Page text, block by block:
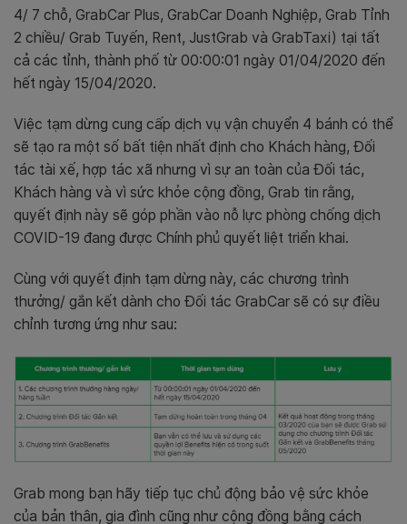
4/ 7 chỗ, GrabCar Plus, GrabCar Doanh Nghiệp, Grab Tỉnh
2 chiều/ Grab Tuyến, Rent, JustGrab và GrabTaxi) tại tất
cả các tỉnh, thành phố từ 00:00:01 ngày 01/04/2020 đến
hết ngày 15/04/2020.
Việc tạm dừng cung cấp dịch vụ vận chuyển 4 bánh có thể
sẽ tạo ra một số bất tiện nhất định cho Khách hàng, Đối
tác tài xế, hợp tác xã nhưng vì sự an toàn của Đối tác,
Khách hàng và vì sức khỏe cộng đồng, Grab tin rằng,
quyết định này sẽ góp phần vào nỗ lực phòng chống dịch
COVID-19 đang được Chính phủ quyết liệt triển khai.
Cùng với quyết định tạm dừng này, các chương trình
thưởng/ gắn kết dành cho Đối tác GrabCar sẽ có sự điều
chỉnh tương ứng như sau:
Grab mong bạn hãy tiếp tục chủ động bảo vệ sức khỏe
của bản thân, gia đình cũng như cộng đồng bằng cách